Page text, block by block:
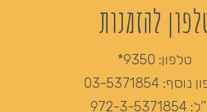
להזמנות
טלפון: 9350*
נוסף: 03-5371854
972-3-5371854